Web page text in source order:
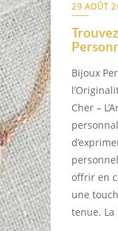
29 AOÛT
Bijoux
Cher –
offrir en
une
tenue.